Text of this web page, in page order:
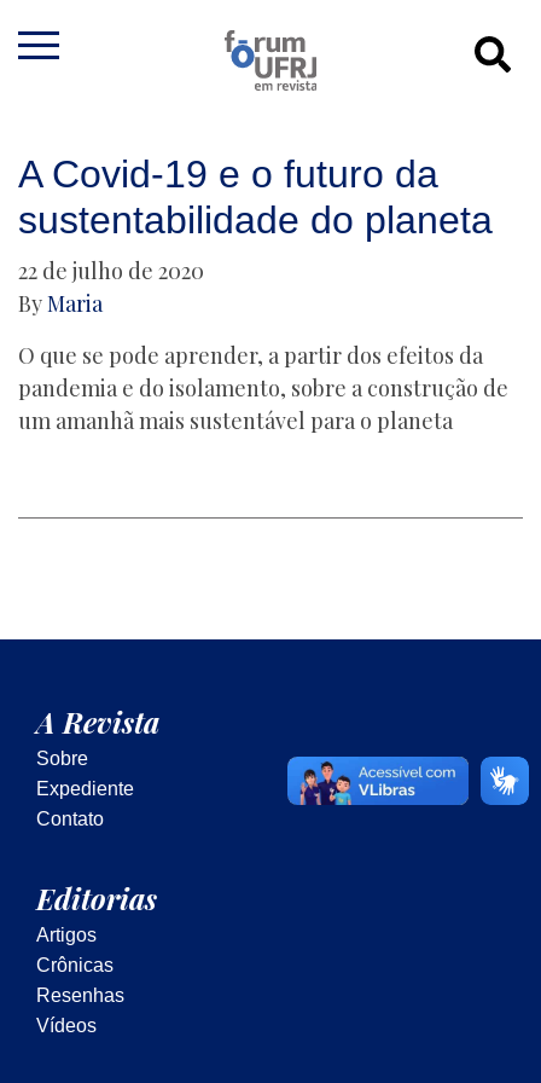
A Covid-19 e o futuro da
sustentabilidade do planeta
22 de julho de 2020
ByMaria
O que se pode aprender, a partir dos efeitos da
pandemia e do isolamento, sobre a construção de
um amanhã mais sustentável para o planeta
A Revista
Sobre
Expediente
Contato
Editorias
Artigos
Crônicas
Resenhas
Vídeos